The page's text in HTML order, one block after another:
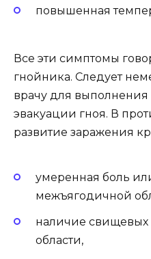
повышенная
Все эти симптомы
гнойника. Следует
врачу для выполнения
эвакуации гноя. В
развитие заражения
умеренная боль
межъягодичной
наличие свищевых
области,